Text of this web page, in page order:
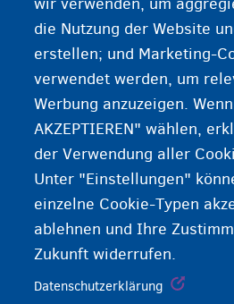
die Nutzung der Website
erstellen; und Marketing-
verwendet werden, um
Werbung anzuzeigen.
AKZEPTIEREN" wählen,
der Verwendung aller
Unter "Einstellungen"
einzelne Cookie-Typen
ablehnen und Ihre
Zukunft widerrufen.
Datenschutzerklärung